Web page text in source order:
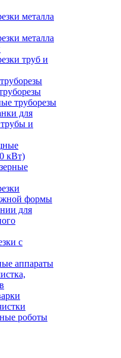
металла
металла
труб и
труборезы
для
трубы и
кВт)
формы
для
с
аппараты
роботы